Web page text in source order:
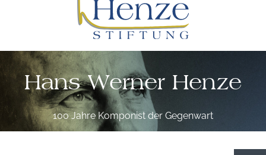
Hans Werner Henze
100 Jahre Komponist der Gegenwart